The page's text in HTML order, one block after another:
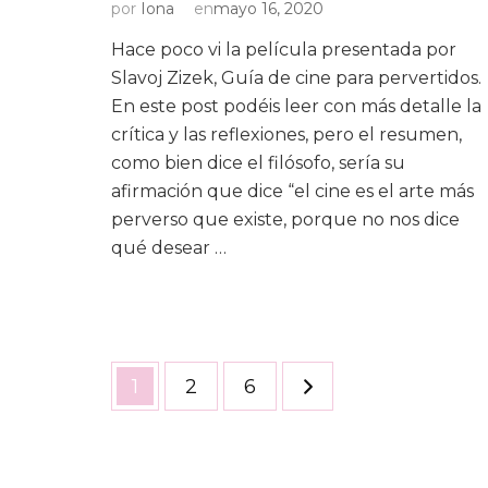
por Iona enmayo 16, 2020
Hace poco vi la película presentada por
Slavoj Zizek, Guía de cine para pervertidos.
En este post podéis leer con más detalle la
crítica y las reflexiones, pero el resumen,
como bien dice el filósofo, sería su
afirmación que dice “el cine es el arte más
perverso que existe, porque no nos dice
qué desear …
Paginación
de
Página
1 Página
2 Página
6